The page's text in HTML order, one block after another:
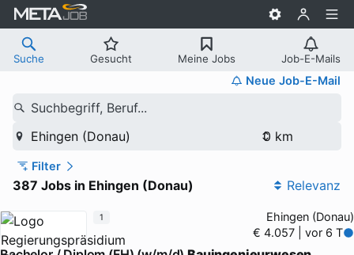
Suche Gesucht Meine Jobs Job-E-Mails
Neue Job-E-Mail
Suchbegriff, Beruf...
Ehingen (Donau)
Filter
387 Jobs in Ehingen (Donau) Relevanz
Ehingen (Donau)
€ 4.057 | vor 6 T
1